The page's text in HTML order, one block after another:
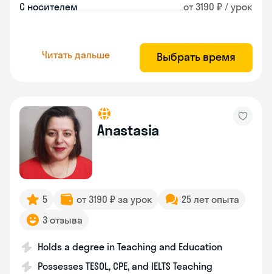
С носителем от 3190 ₽ / урок
Читать дальше Выбрать время
Anastasia
5 от 3190 ₽ за урок
25 лет опыта
3 отзыва
Holds a degree in Teaching and Education
Possesses TESOL, CPE, and IELTS Teaching